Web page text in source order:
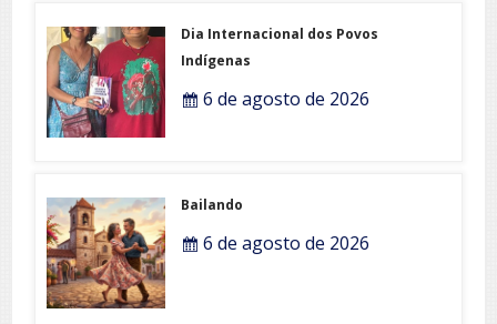
Dia Internacional dos Povos
Indígenas
6 de agosto de 2026
Bailando
6 de agosto de 2026